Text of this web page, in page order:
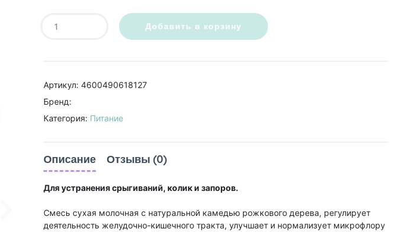
Добавить в корзину
Артикул: 4600490618127
Бренд:
Категория: Питание
Описание Отзывы (0)
Для устранения срыгиваний, колик и запоров.
Смесь сухая молочная с натуральной камедью рожкового дерева, регулирует
деятельность желудочно-кишечного тракта, улучшает и нормализует микрофлору